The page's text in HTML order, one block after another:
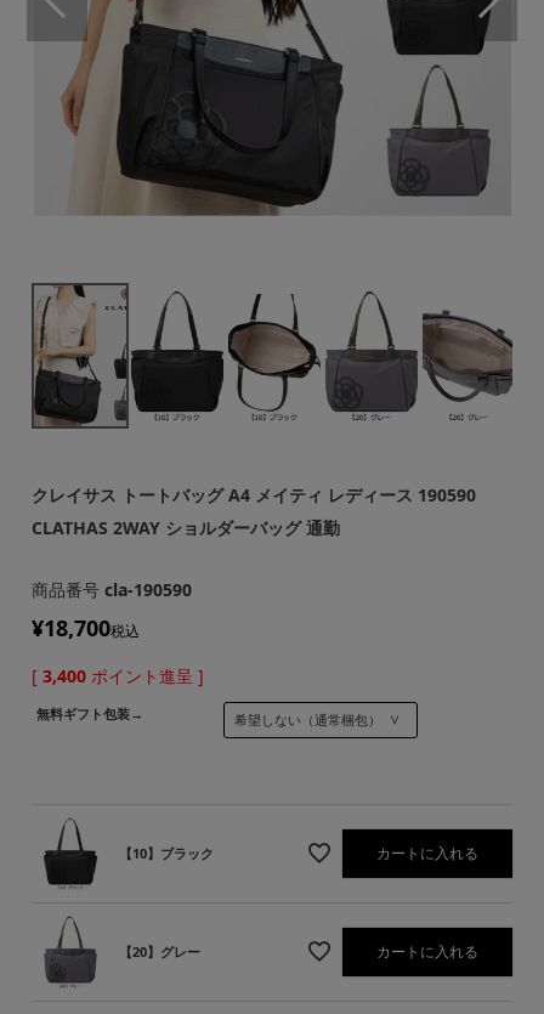
クレイサス トートバッグ A4 メイティ レディース 190590
CLATHAS 2WAY ショルダーバッグ 通勤
商品番号 cla-190590
¥18,700税込
[ 3,400 ポイント進呈 ]
無料ギフト包装→
【10】ブラック カートに入れる
【20】グレー カートに入れる